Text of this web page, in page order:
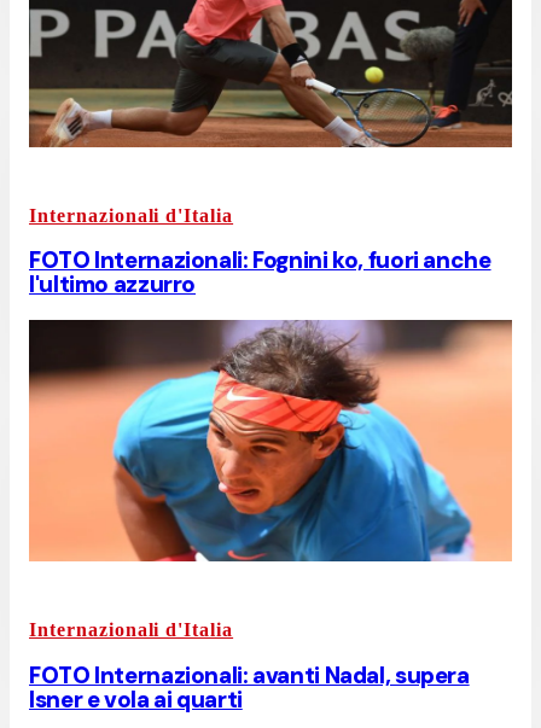
Internazionali d'Italia
FOTO Internazionali: Fognini ko, fuori anche
l'ultimo azzurro
Internazionali d'Italia
FOTO Internazionali: avanti Nadal, supera
Isner e vola ai quarti